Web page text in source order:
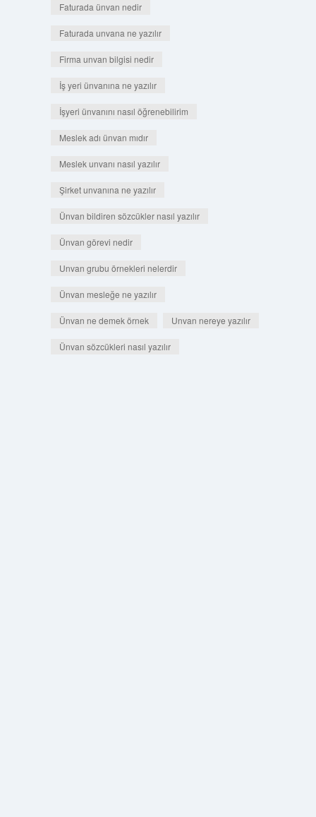
Faturada ünvan nedir
Faturada unvana ne yazılır
Firma unvan bilgisi nedir
İş yeri ünvanına ne yazılır
İşyeri ünvanını nasıl öğrenebilirim
Meslek adı ünvan mıdır
Meslek unvanı nasıl yazılır
Şirket unvanına ne yazılır
Ünvan bildiren sözcükler nasıl yazılır
Ünvan görevi nedir
Unvan grubu örnekleri nelerdir
Ünvan mesleğe ne yazılır
Ünvan ne demek örnek Unvan nereye yazılır
Ünvan sözcükleri nasıl yazılır